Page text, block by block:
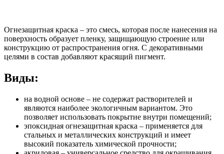
Огнезащитная краска – это смесь, которая после нанесения на
поверхность образует пленку, защищающую строение или
конструкцию от распространения огня. С декоративными
целями в состав добавляют красящий пигмент.
Виды:
на водной основе – не содержат растворителей и
являются наиболее экологичным вариантом. Это
позволяет использовать покрытие внутри помещений;
эпоксидная огнезащитная краска – применяется для
стальных и металлических конструкций и имеет
высокий показатель химической прочности;